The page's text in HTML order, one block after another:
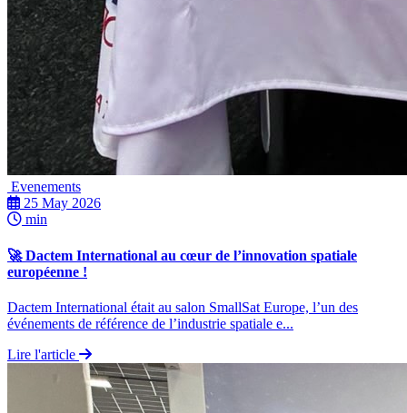
Evenements
25 May 2026
min
🚀 Dactem International au cœur de l’innovation spatiale
européenne !
Dactem International était au salon SmallSat Europe, l’un des
événements de référence de l’industrie spatiale e...
Lire l'article